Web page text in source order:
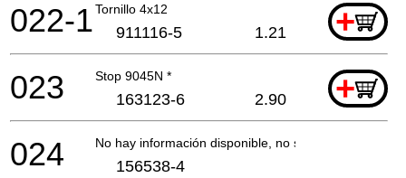
Tornillo 4x12 +
022-1 911116-5 1.21
Stop 9045N * +
023 163123-6 2.90
No hay información disponible, no se puede pedir
024 156538-4